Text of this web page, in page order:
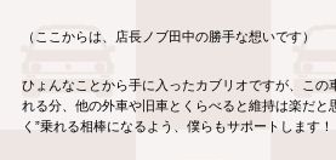
（ここからは、店長ノブ田中の勝手な想いです）
ひょんなことから手に入ったカブリオですが、この
れる分、他の外車や旧車とくらべると維持は楽だと
く”乗れる相棒になるよう、僕らもサポートします！